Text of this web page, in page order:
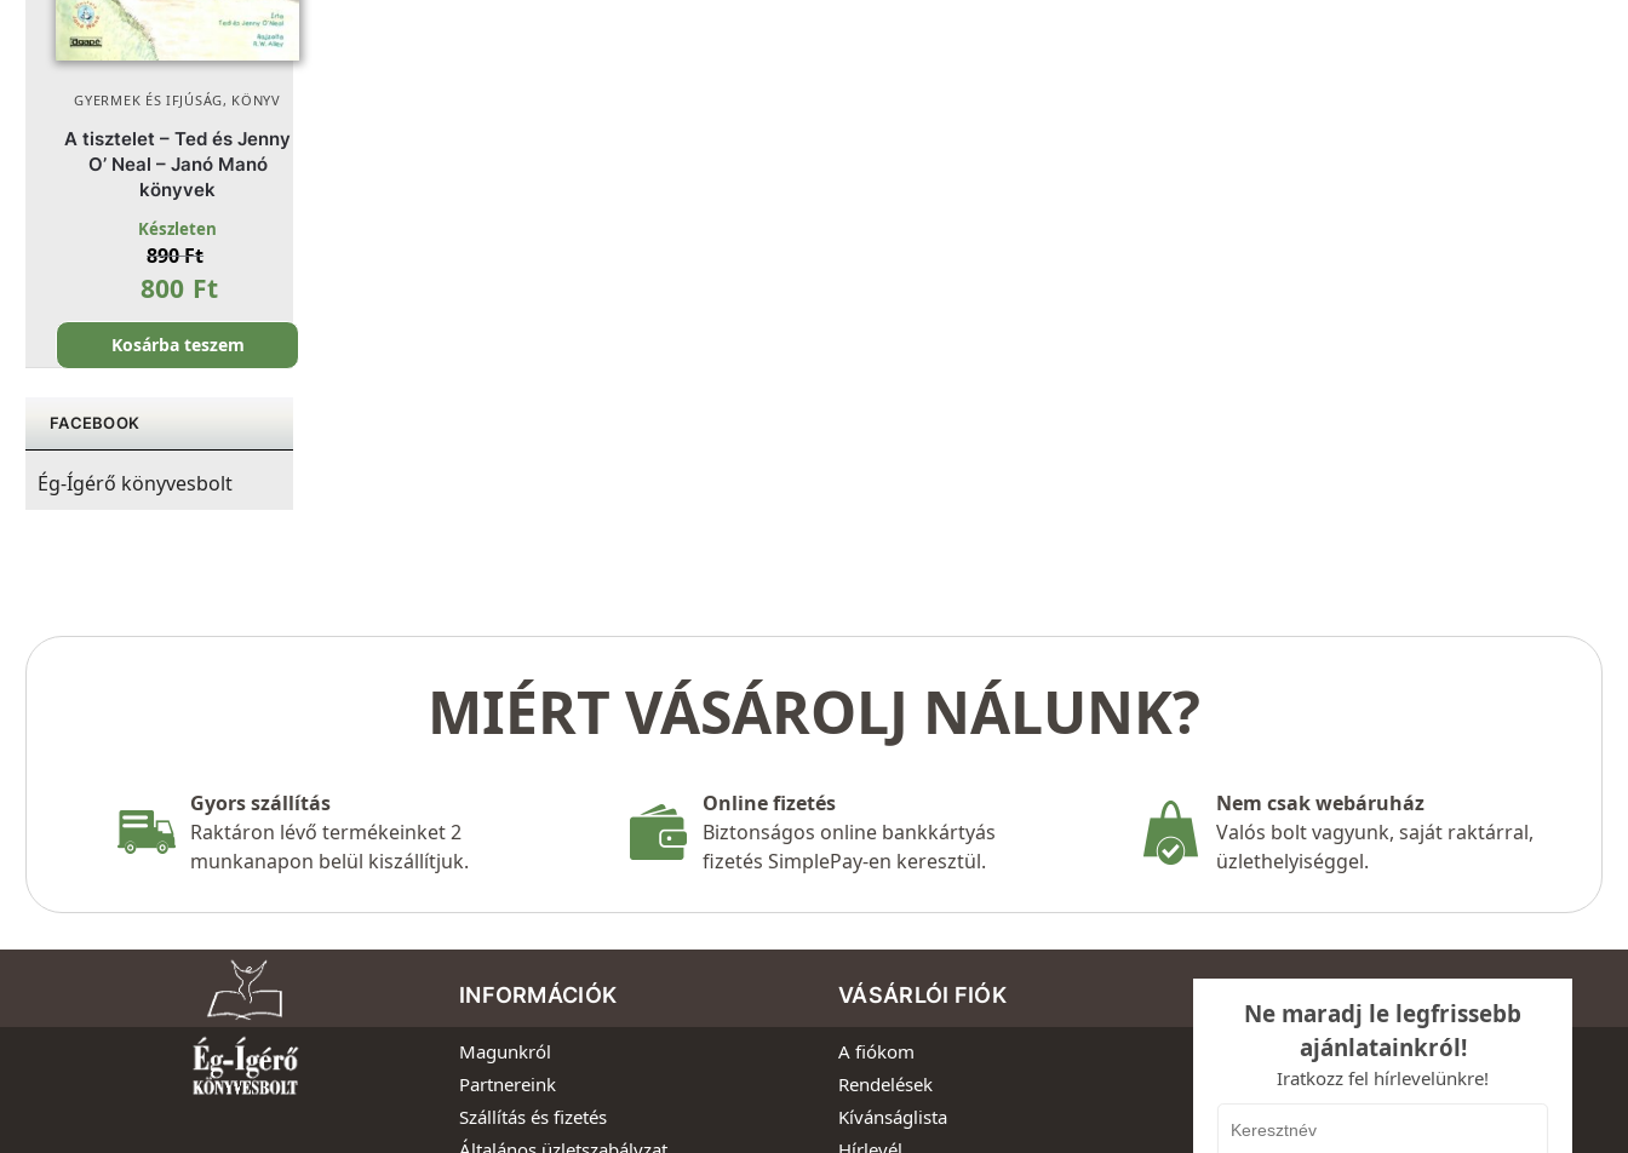
GYERMEK ÉS IFJÚSÁG, KÖNYV
A tisztelet – Ted és Jenny
O’ Neal – Janó Manó
könyvek
Készleten
890Ft
800 Ft
Kosárba teszem
FACEBOOK
Ég-Ígérő könyvesbolt
MIÉRT VÁSÁROLJ NÁLUNK?
Gyors szállítás
Raktáron lévő termékeinket 2
munkanapon belül kiszállítjuk.
Online fizetés
Biztonságos online bankkártyás
fizetés SimplePay-en keresztül.
Nem csak webáruház
Valós bolt vagyunk, saját raktárral,
üzlethelyiséggel.
INFORMÁCIÓK
Magunkról
Partnereink
Szállítás és fizetés
VÁSÁRLÓI FIÓK
A fiókom
Rendelések
Kívánságlista
Ne maradj le legfrissebb
ajánlatainkról!
Iratkozz fel hírlevelünkre!